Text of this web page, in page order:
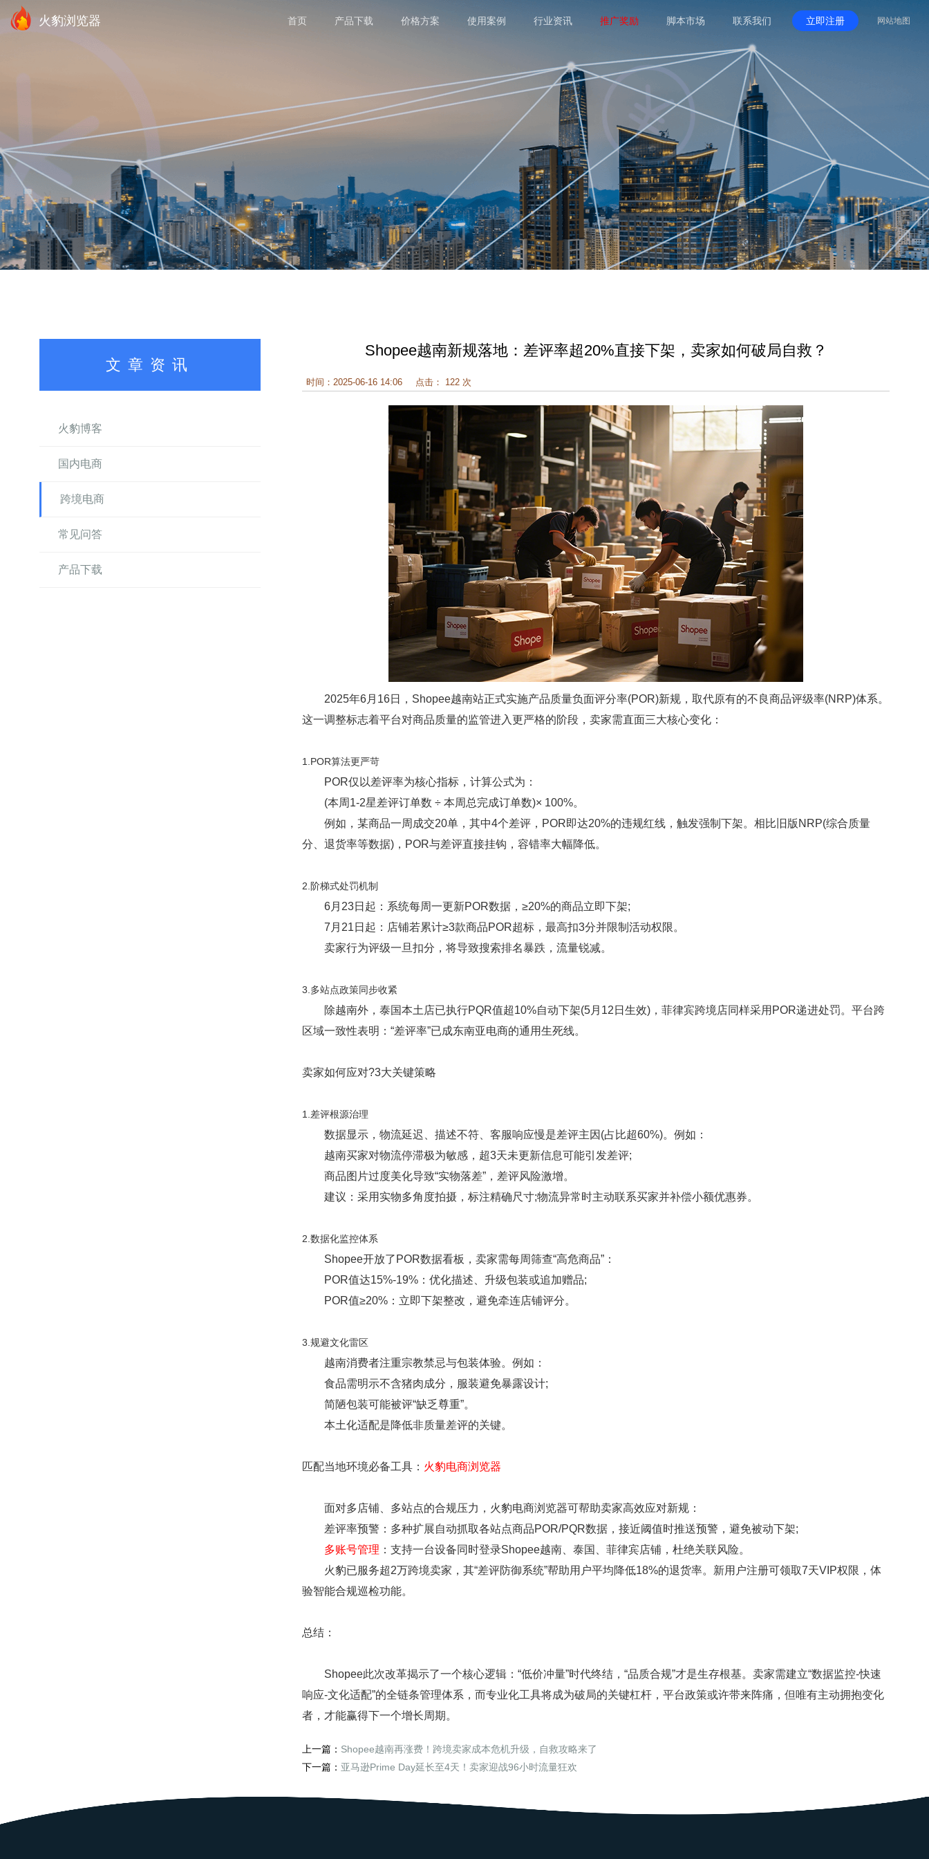
火豹浏览器 首页 产品下载 价格方案 使用案例 行业资讯 推广奖励 脚本市场 联系我们 立即注册 网站地图
文章资讯
火豹博客
国内电商
跨境电商
常见问答
产品下载
Shopee越南新规落地：差评率超20%直接下架，卖家如何破局自救？
时间：2025-06-16 14:06 点击： 122 次
2025年6月16日，Shopee越南站正式实施产品质量负面评分率(POR)新规，取代原有的不良商品评级率(NRP)体系。
这一调整标志着平台对商品质量的监管进入更严格的阶段，卖家需直面三大核心变化：
1.POR算法更严苛
POR仅以差评率为核心指标，计算公式为：
(本周1-2星差评订单数 ÷ 本周总完成订单数)× 100%。
例如，某商品一周成交20单，其中4个差评，POR即达20%的违规红线，触发强制下架。相比旧版NRP(综合质量
分、退货率等数据)，POR与差评直接挂钩，容错率大幅降低。
2.阶梯式处罚机制
6月23日起：系统每周一更新POR数据，≥20%的商品立即下架;
7月21日起：店铺若累计≥3款商品POR超标，最高扣3分并限制活动权限。
卖家行为评级一旦扣分，将导致搜索排名暴跌，流量锐减。
3.多站点政策同步收紧
除越南外，泰国本土店已执行PQR值超10%自动下架(5月12日生效)，菲律宾跨境店同样采用POR递进处罚。平台跨
区域一致性表明：“差评率”已成东南亚电商的通用生死线。
卖家如何应对?3大关键策略
1.差评根源治理
数据显示，物流延迟、描述不符、客服响应慢是差评主因(占比超60%)。例如：
越南买家对物流停滞极为敏感，超3天未更新信息可能引发差评;
商品图片过度美化导致“实物落差”，差评风险激增。
建议：采用实物多角度拍摄，标注精确尺寸;物流异常时主动联系买家并补偿小额优惠券。
2.数据化监控体系
Shopee开放了POR数据看板，卖家需每周筛查“高危商品”：
POR值达15%-19%：优化描述、升级包装或追加赠品;
POR值≥20%：立即下架整改，避免牵连店铺评分。
3.规避文化雷区
越南消费者注重宗教禁忌与包装体验。例如：
食品需明示不含猪肉成分，服装避免暴露设计;
简陋包装可能被评“缺乏尊重”。
本土化适配是降低非质量差评的关键。
匹配当地环境必备工具： 火豹电商浏览器
面对多店铺、多站点的合规压力，火豹电商浏览器可帮助卖家高效应对新规：
差评率预警：多种扩展自动抓取各站点商品POR/PQR数据，接近阈值时推送预警，避免被动下架;
多账号管理 ：支持一台设备同时登录Shopee越南、泰国、菲律宾店铺，杜绝关联风险。
火豹已服务超2万跨境卖家，其“差评防御系统”帮助用户平均降低18%的退货率。新用户注册可领取7天VIP权限，体
验智能合规巡检功能。
总结：
Shopee此次改革揭示了一个核心逻辑：“低价冲量”时代终结，“品质合规”才是生存根基。卖家需建立“数据监控-快速
响应-文化适配”的全链条管理体系，而专业化工具将成为破局的关键杠杆，平台政策或许带来阵痛，但唯有主动拥抱变化
者，才能赢得下一个增长周期。
上一篇： Shopee越南再涨费！跨境卖家成本危机升级，自救攻略来了
下一篇： 亚马逊Prime Day延长至4天！卖家迎战96小时流量狂欢